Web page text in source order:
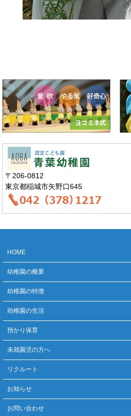
〒206-0812
東京都稲城市矢野口645
HOME
幼稚園の概要
幼稚園の特徴
幼稚園の生活
預かり保育
未就園児の方へ
リクルート
お知らせ
お問い合わせ